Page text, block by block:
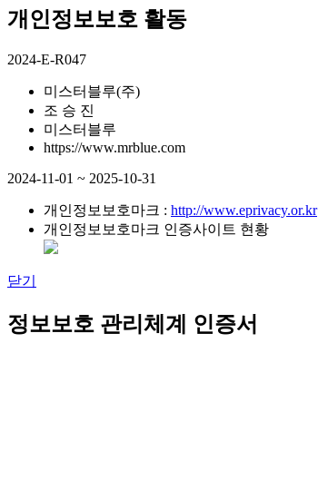
개인정보보호 활동
2024-E-R047
미스터블루(주)
조 승 진
미스터블루
https://www.mrblue.com
2024-11-01 ~ 2025-10-31
개인정보보호마크 : http://www.eprivacy.or.kr
개인정보보호마크 인증사이트 현황
닫기
정보보호 관리체계 인증서